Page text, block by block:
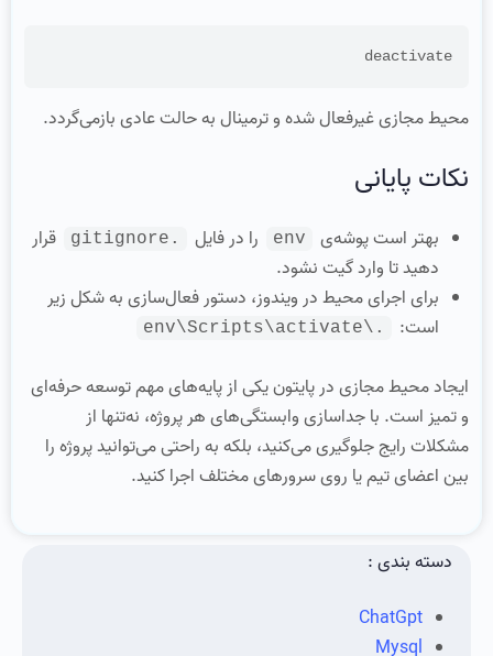
deactivate
محیط مجازی غیرفعال شده و ترمینال به حالت عادی بازمی‌گردد.
نکات پایانی
بهتر است پوشه‌ی env را در فایل .gitignore
قرار
دهید تا وارد گیت نشود.
برای اجرای محیط در ویندوز، دستور فعال‌سازی به شکل زیر
است:
.\env\Scripts\activate
ایجاد محیط مجازی در پایتون یکی از پایه‌های مهم توسعه حرفه‌ای
و تمیز است. با جداسازی وابستگی‌های هر پروژه، نه‌تنها از
مشکلات رایج جلوگیری می‌کنید، بلکه به راحتی می‌توانید پروژه را
بین اعضای تیم یا روی سرورهای مختلف اجرا کنید.
دسته بندی :
ChatGpt
Mysql